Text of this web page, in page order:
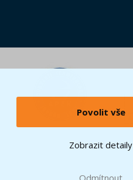
Povolit vše
Zobrazit detaily
Odmítnout